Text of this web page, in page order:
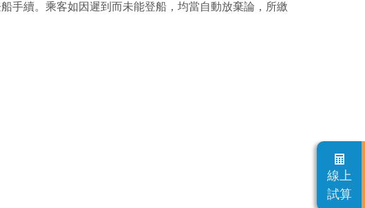
線上
試算
手續。乘客如因遲到而未能登船，均當自動放棄論，所繳